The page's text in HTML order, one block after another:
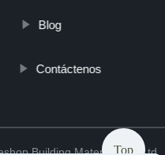
Blog
Contáctenos
Building Material Co., Ltd.
Top